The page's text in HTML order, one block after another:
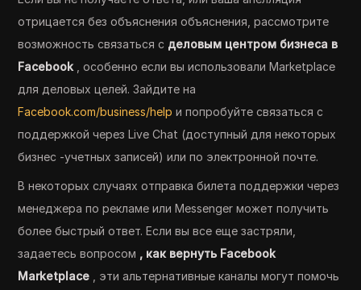
отрицается без объяснения объяснения, рассмотрите
возможность связаться с деловым центром бизнеса в
Facebook , особенно если вы использовали Marketplace
для деловых целей. Зайдите на
Facebook.com/business/help и попробуйте связаться с
поддержкой через Live Chat (доступный для некоторых
бизнес -учетных записей) или по электронной почте.
В некоторых случаях отправка билета поддержки через
менеджера по рекламе или Messenger может получить
более быстрый ответ. Если вы все еще застряли,
задаетесь вопросом , как вернуть Facebook
Marketplace , эти альтернативные каналы могут помочь